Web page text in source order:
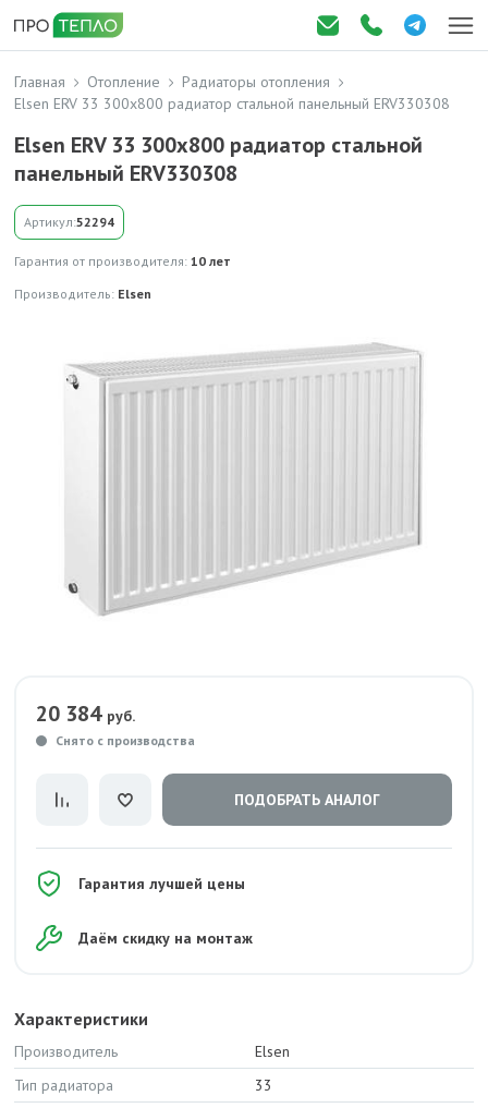
Главная Отопление
Радиаторы отопления
Elsen ERV 33 300x800 радиaтор стальной панельный ERV330308
Elsen ERV 33 300x800 радиaтор стальной
панельный ERV330308
Артикул:52294
Гарантия от производителя: 10 лет
Производитель: Elsen
20 384 руб.
Снято с производства
ПОДОБРАТЬ АНАЛОГ
Гарантия лучшей цены
Даём скидку на монтаж
Характеристики
Производитель
Elsen
Тип радиатора
33